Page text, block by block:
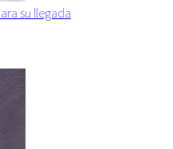
su llegada